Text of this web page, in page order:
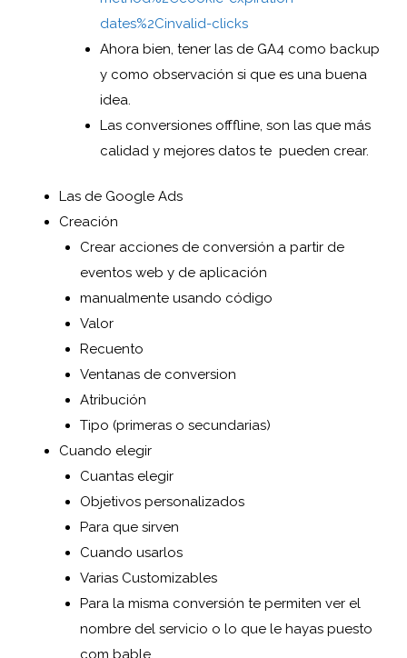
dates%2Cinvalid-clicks
Ahora bien, tener las de GA4 como backup
y como observación si que es una buena
idea.
Las conversiones offfline, son las que más
calidad y mejores datos te pueden crear.
Las de Google Ads
Creación
Crear acciones de conversión a partir de
eventos web y de aplicación
manualmente usando código
Valor
Recuento
Ventanas de conversion
Atribución
Tipo (primeras o secundarias)
Cuando elegir
Cuantas elegir
Objetivos personalizados
Para que sirven
Cuando usarlos
Varias Customizables
Para la misma conversión te permiten ver el
nombre del servicio o lo que le hayas puesto
com bable.